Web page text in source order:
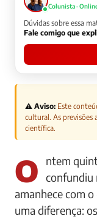
Colunista ·
Dúvidas sobre essa
Fale comigo que
⚠️ Aviso: Este
cultural. As previsões
científica.
Ontem quinta-feira trouxe energia dupla que confundiu
amanhece com
uma diferença: